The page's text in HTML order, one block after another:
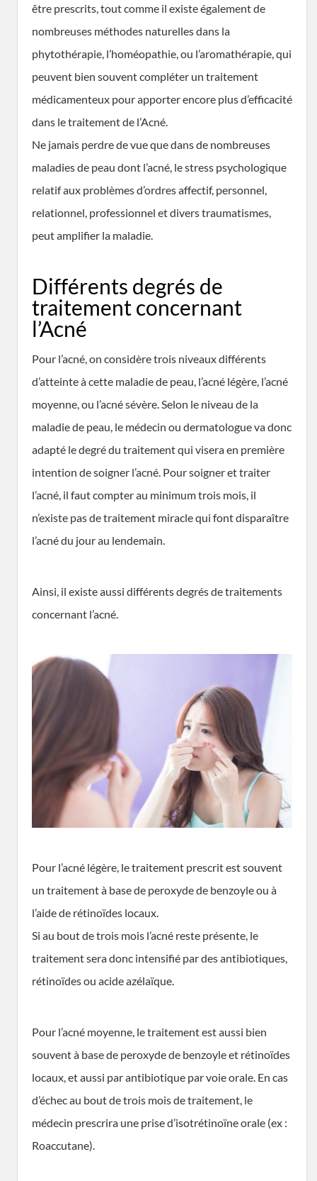
être prescrits, tout comme il existe également de
nombreuses méthodes naturelles dans la
phytothérapie, l’homéopathie, ou l’aromathérapie, qui
peuvent bien souvent compléter un traitement
médicamenteux pour apporter encore plus d’efficacité
dans le traitement de l’Acné.
Ne jamais perdre de vue que dans de nombreuses
maladies de peau dont l’acné, le stress psychologique
relatif aux problèmes d’ordres affectif, personnel,
relationnel, professionnel et divers traumatismes,
peut amplifier la maladie.
Différents degrés de
traitement concernant
l’Acné
Pour l’acné, on considère trois niveaux différents
d’atteinte à cette maladie de peau, l’acné légère, l’acné
moyenne, ou l’acné sévère. Selon le niveau de la
maladie de peau, le médecin ou dermatologue va donc
adapté le degré du traitement qui visera en première
intention de soigner l’acné. Pour soigner et traiter
l’acné, il faut compter au minimum trois mois, il
n’existe pas de traitement miracle qui font disparaître
l’acné du jour au lendemain.
Ainsi, il existe aussi différents degrés de traitements
concernant l’acné.
Pour l’acné légère, le traitement prescrit est souvent
un traitement à base de peroxyde de benzoyle ou à
l’aide de rétinoïdes locaux.
Si au bout de trois mois l’acné reste présente, le
traitement sera donc intensifié par des antibiotiques,
rétinoïdes ou acide azélaïque.
Pour l’acné moyenne, le traitement est aussi bien
souvent à base de peroxyde de benzoyle et rétinoïdes
locaux, et aussi par antibiotique par voie orale. En cas
d’échec au bout de trois mois de traitement, le
médecin prescrira une prise d’isotrétinoïne orale (ex :
Roaccutane).